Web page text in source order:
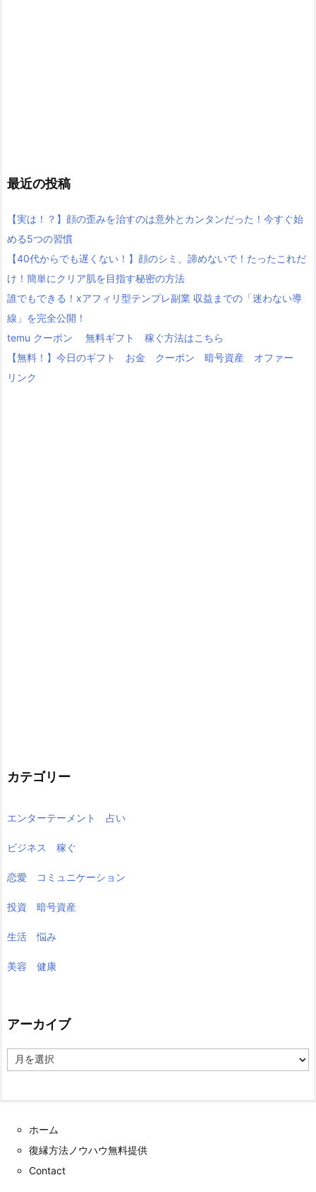
最近の投稿
【実は！？】顔の歪みを治すのは意外とカンタンだった！今すぐ始
める5つの習慣
【40代からでも遅くない！】顔のシミ、諦めないで！たったこれだ
け！簡単にクリア肌を目指す秘密の方法
誰でもできる！xアフィリ型テンプレ副業 収益までの「迷わない導
線」を完全公開！
temu クーポン 無料ギフト 稼ぐ方法はこちら
【無料！】今日のギフト お金 クーポン 暗号資産 オファー
リンク
カテゴリー
エンターテーメント 占い
ビジネス 稼ぐ
恋愛 コミュニケーション
投資 暗号資産
生活 悩み
美容 健康
アーカイブ
ー
ホーム
復縁方法ノウハウ無料提供
Contact